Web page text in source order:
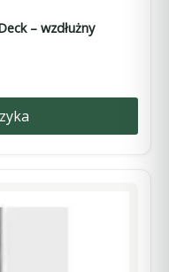
– wzdłużny